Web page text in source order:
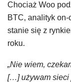
Chociaż Woo
BTC, analityk
stanie się z
roku.
„Nie wiem,
[…] używam sieci